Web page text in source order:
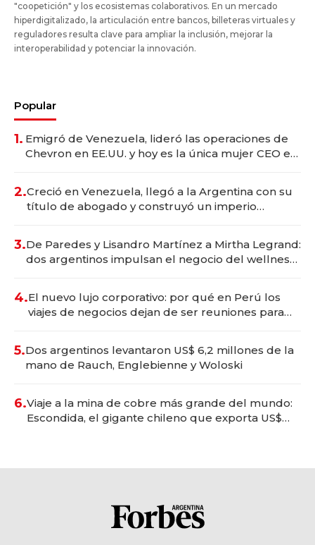
"coopetición" y los ecosistemas colaborativos. En un mercado
hiperdigitalizado, la articulación entre bancos, billeteras virtuales y
reguladores resulta clave para ampliar la inclusión, mejorar la
interoperabilidad y potenciar la innovación.
Popular
1. Emigró de Venezuela, lideró las operaciones de
Chevron en EE.UU. y hoy es la única mujer CEO en
2.Creció en Venezuela, llegó a la Argentina con su
título de abogado y construyó un imperio
3.De Paredes y Lisandro Martínez a Mirtha Legrand:
dos argentinos impulsan el negocio del wellness
4.El nuevo lujo corporativo: por qué en Perú los
viajes de negocios dejan de ser reuniones para
5.Dos argentinos levantaron US$ 6,2 millones de la
mano de Rauch, Englebienne y Woloski
6.Viaje a la mina de cobre más grande del mundo:
Escondida, el gigante chileno que exporta US$